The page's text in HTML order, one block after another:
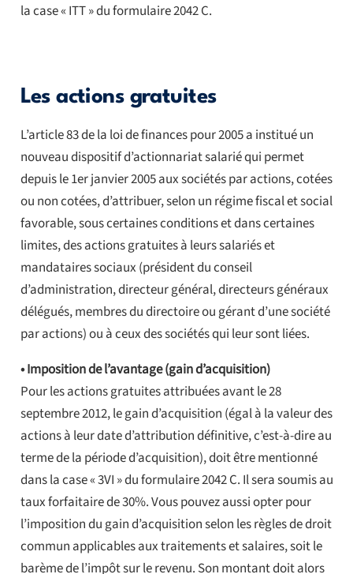
la case « ITT » du formulaire 2042 C.
Les actions gratuites
L’article 83 de la loi de finances pour 2005 a institué un
nouveau dispositif d’actionnariat salarié qui permet
depuis le 1er janvier 2005 aux sociétés par actions, cotées
ou non cotées, d’attribuer, selon un régime fiscal et social
favorable, sous certaines conditions et dans certaines
limites, des actions gratuites à leurs salariés et
mandataires sociaux (président du conseil
d’administration, directeur général, directeurs généraux
délégués, membres du directoire ou gérant d’une société
par actions) ou à ceux des sociétés qui leur sont liées.
• Imposition de l’avantage (gain d’acquisition)
Pour les actions gratuites attribuées avant le 28
septembre 2012, le gain d’acquisition (égal à la valeur des
actions à leur date d’attribution définitive, c’est-à-dire au
terme de la période d’acquisition), doit être mentionné
dans la case « 3VI » du formulaire 2042 C. Il sera soumis au
taux forfaitaire de 30%. Vous pouvez aussi opter pour
l’imposition du gain d’acquisition selon les règles de droit
commun applicables aux traitements et salaires, soit le
barème de l’impôt sur le revenu. Son montant doit alors